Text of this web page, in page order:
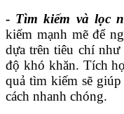
- Tìm kiếm và lọc
kiếm mạnh mẽ để
dựa trên tiêu chí như
độ khó khăn. Tích
quả tìm kiếm sẽ
cách nhanh chóng.